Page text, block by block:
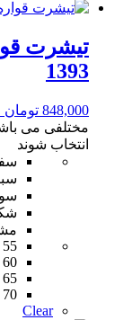
تیشرت
1393
848,000 تومان
مختلفی می
انتخاب شوند
55
60
65
70
Clear